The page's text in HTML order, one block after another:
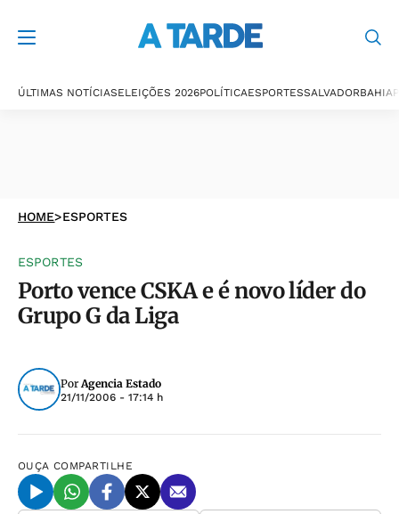
ÚLTIMAS NOTÍCIASELEIÇÕES 2026POLÍTICAESPORTESSALVADORBAHIA
HOME>ESPORTES
ESPORTES
Porto vence CSKA e é novo líder do
Grupo G da Liga
PorAgencia Estado
21/11/2006 - 17:14 h
OUÇA COMPARTILHE